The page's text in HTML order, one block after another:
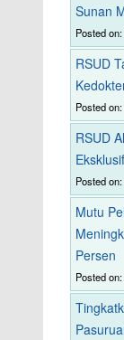
Sunan
Posted
RSUD
Posted
RSUD
Posted
Mutu
Persen
Posted